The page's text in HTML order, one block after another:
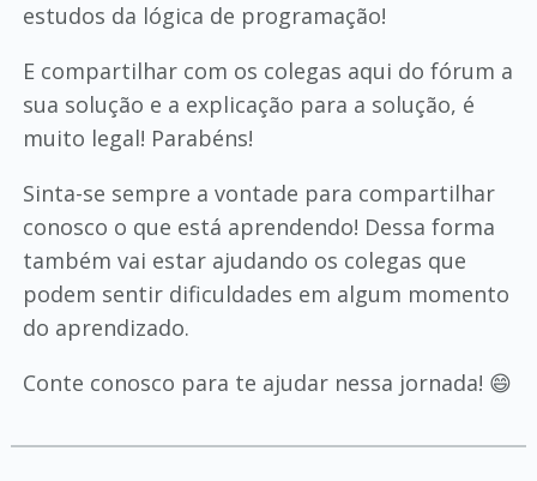
estudos da lógica de programação!
E compartilhar com os colegas aqui do fórum a
sua solução e a explicação para a solução, é
muito legal! Parabéns!
Sinta-se sempre a vontade para compartilhar
conosco o que está aprendendo! Dessa forma
também vai estar ajudando os colegas que
podem sentir dificuldades em algum momento
do aprendizado.
Conte conosco para te ajudar nessa jornada! 😄